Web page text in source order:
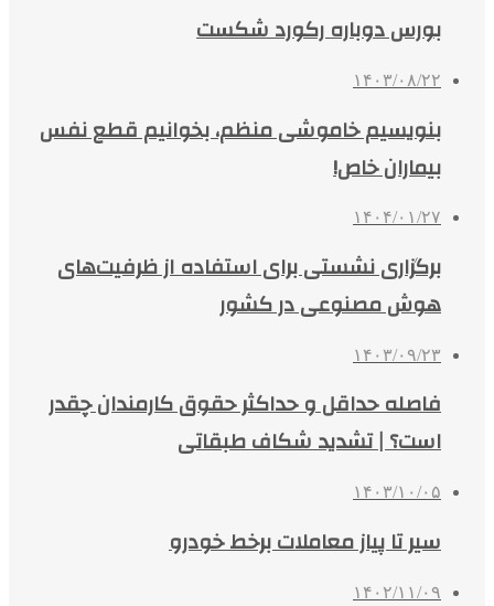
بورس دوباره رکورد شکست
۱۴۰۳/۰۸/۲۲
بنویسیم خاموشی منظم، بخوانیم قطع نفس
بیماران خاص!
۱۴۰۴/۰۱/۲۷
برگزاری نشستی برای استفاده از ظرفیت‌های
هوش مصنوعی در کشور
۱۴۰۳/۰۹/۲۳
فاصله حداقل‌ و حداکثر حقوق کارمندان چقدر
است؟ | تشدید شکاف طبقاتی
۱۴۰۳/۱۰/۰۵
سیر تا پیاز معاملات برخط خودرو
۱۴۰۲/۱۱/۰۹